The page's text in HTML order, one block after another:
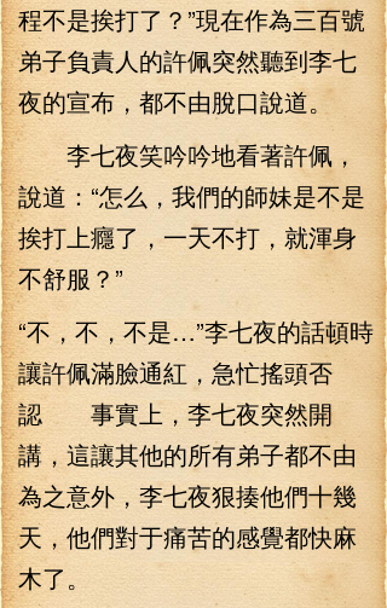
程不是挨打了？”現在作為三百號
弟子負責人的許佩突然聽到李七
夜的宣布，都不由脫口說道。
李七夜笑吟吟地看著許佩，
說道：“怎么，我們的師妹是不是
挨打上癮了，一天不打，就渾身
不舒服？”
“不，不，不是…”李七夜的話頓時
讓許佩滿臉通紅，急忙搖頭否
認 事實上，李七夜突然開
講，這讓其他的所有弟子都不由
為之意外，李七夜狠揍他們十幾
天，他們對于痛苦的感覺都快麻
木了。